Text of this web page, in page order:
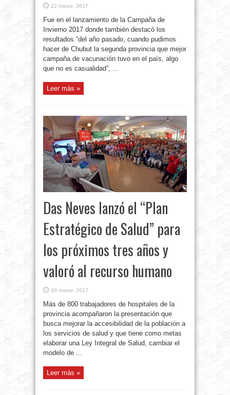
22 marzo, 2017
Fue en el lanzamiento de la Campaña de
Invierno 2017 donde también destacó los
resultados “del año pasado, cuando pudimos
hacer de Chubut la segunda provincia que mejor
campaña de vacunación tuvo en el país, algo
que no es casualidad”, ...
Leer más »
Das Neves lanzó el “Plan
Estratégico de Salud” para
los próximos tres años y
valoró al recurso humano
20 marzo, 2017
Más de 800 trabajadores de hospitales de la
provincia acompañaron la presentación que
busca mejorar la accesibilidad de la población a
los servicios de salud y que tiene como metas
elaborar una Ley Integral de Salud, cambiar el
modelo de ...
Leer más »